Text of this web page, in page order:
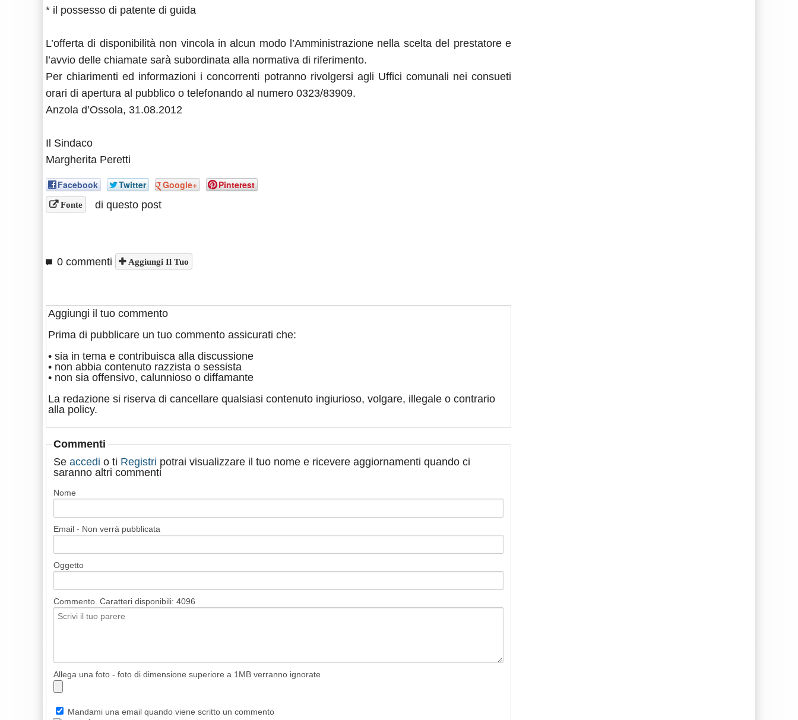
* il possesso di patente di guida
L’offerta di disponibilità non vincola in alcun modo l’Amministrazione nella scelta del prestatore e
l’avvio delle chiamate sarà subordinata alla normativa di riferimento.
Per chiarimenti ed informazioni i concorrenti potranno rivolgersi agli Uffici comunali nei consueti
orari di apertura al pubblico o telefonando al numero 0323/83909.
Anzola d’Ossola, 31.08.2012
Il Sindaco
Margherita Peretti
Facebook Twitter Google+ Pinterest
Fonte di questo post
0 commenti Aggiungi Il Tuo
Aggiungi il tuo commento
Prima di pubblicare un tuo commento assicurati che:
• sia in tema e contribuisca alla discussione
• non abbia contenuto razzista o sessista
• non sia offensivo, calunnioso o diffamante
La redazione si riserva di cancellare qualsiasi contenuto ingiurioso, volgare, illegale o contrario
alla policy.
Commenti
Se accedi o ti Registri potrai visualizzare il tuo nome e ricevere aggiornamenti quando ci
saranno altri commenti
Nome
Email - Non verrà pubblicata
Oggetto
Commento. Caratteri disponibili: 4096
Allega una foto - foto di dimensione superiore a 1MB verranno ignorate
Mandami una email quando viene scritto un commento